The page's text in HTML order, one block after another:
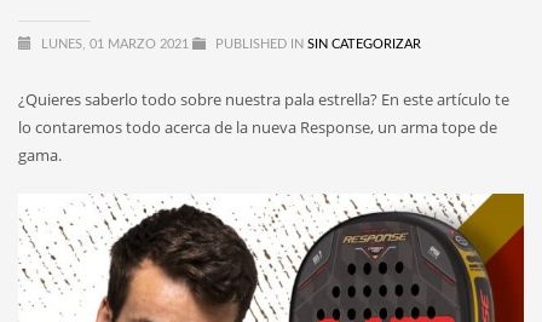
LUNES, 01 MARZO 2021 PUBLISHED IN SIN CATEGORIZAR
¿Quieres saberlo todo sobre nuestra pala estrella? En este artículo te
lo contaremos todo acerca de la nueva Response, un arma tope de
gama.